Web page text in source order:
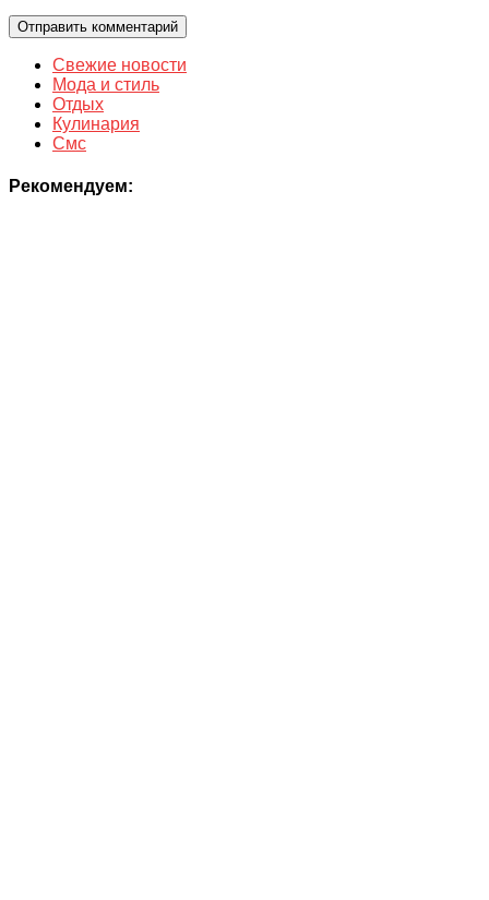
Свежие новости
Мода и стиль
Отдых
Кулинария
Смс
Рекомендуем: